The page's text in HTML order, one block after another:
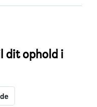
dit ophold i